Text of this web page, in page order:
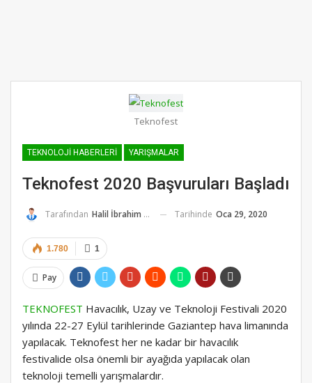
Teknofest
TEKNOLOJI HABERLERI YARIŞMALAR
Teknofest 2020 Başvuruları Başladı
Tarafından Halil İbrahim K. Tarihinde Oca 29, 2020
1
1.780
Pay
TEKNOFEST Havacılık, Uzay ve Teknoloji Festivali 2020
yılında 22-27 Eylül tarihlerinde Gaziantep hava limanında
yapılacak. Teknofest her ne kadar bir havacılık
festivalide olsa önemli bir ayağıda yapılacak olan
teknoloji temelli yarışmalardır.